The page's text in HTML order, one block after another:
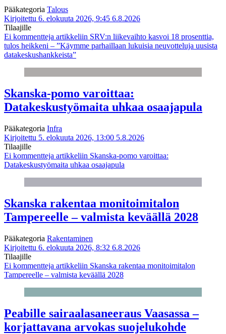
Pääkategoria Talous
Kirjoitettu 6. elokuuta 2026, 9:45 6.8.2026
Tilaajille
Ei kommentteja artikkeliin SRV:n liikevaihto kasvoi 18 prosenttia,
tulos heikkeni – ”Käymme parhaillaan lukuisia neuvotteluja uusista
datakeskushankkeista”
Skanska-pomo varoittaa:
Datakeskustyömaita uhkaa osaajapula
Pääkategoria Infra
Kirjoitettu 5. elokuuta 2026, 13:00 5.8.2026
Tilaajille
Ei kommentteja artikkeliin Skanska-pomo varoittaa:
Datakeskustyömaita uhkaa osaajapula
Skanska rakentaa monitoimitalon
Tampereelle – valmista keväällä 2028
Pääkategoria Rakentaminen
Kirjoitettu 6. elokuuta 2026, 8:32 6.8.2026
Tilaajille
Ei kommentteja artikkeliin Skanska rakentaa monitoimitalon
Tampereelle – valmista keväällä 2028
Peabille sairaalasaneeraus Vaasassa –
korjattavana arvokas suojelukohde